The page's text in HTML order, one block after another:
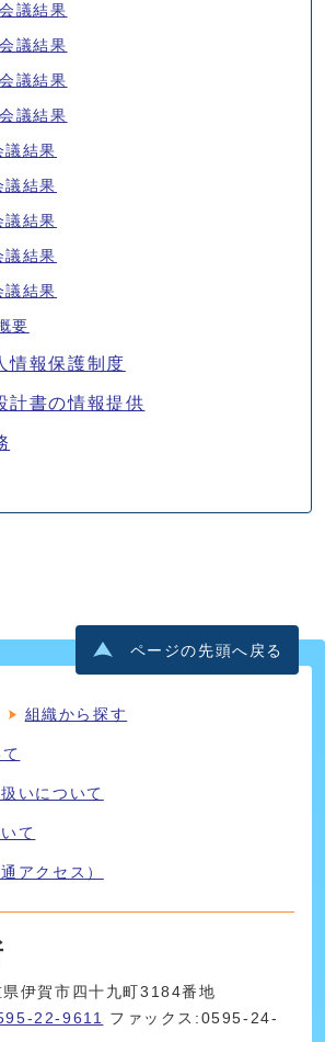
議結果
議結果
議結果
議結果
議結果
議結果
議結果
議結果
議結果
要
情報保護制度
計書の情報提供
ページの先頭へ戻る
組織から探す
いについて
て
アクセス）
伊賀市四十九町3184番地
22-9611
ファックス:0595-24-